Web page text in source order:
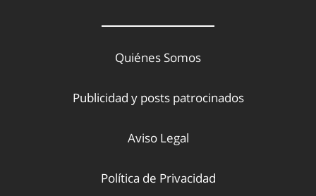
Quiénes Somos
Publicidad y posts patrocinados
Aviso Legal
Política de Privacidad